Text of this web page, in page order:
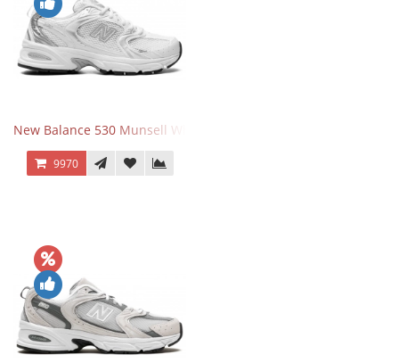
New Balance 530 Munsell White Silver
9970